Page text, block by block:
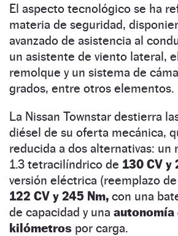
El aspecto tecnológico se ha
materia de seguridad,
avanzado de asistencia al
un asistente de viento lateral,
remolque y un sistema de
grados, entre otros elementos.
La Nissan Townstar destierra
diésel de su oferta mecánica,
reducida a dos alternativas: un
1.3 tetracilíndrico de 130 CV y
versión eléctrica (reemplazo
122 CV y 245 Nm, con una
de capacidad y una autonomía
kilómetros por carga.